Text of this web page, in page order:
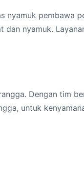
nyamuk pembawa
nyamuk.
Dengan tim
untuk